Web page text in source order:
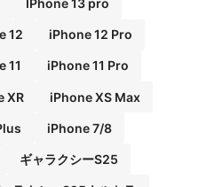
IPhone 13 pro
12 iPhone 12 Pro
11 iPhone 11 Pro
XR iPhone XS Max
iPhone 7/8
ギャラクシーS25